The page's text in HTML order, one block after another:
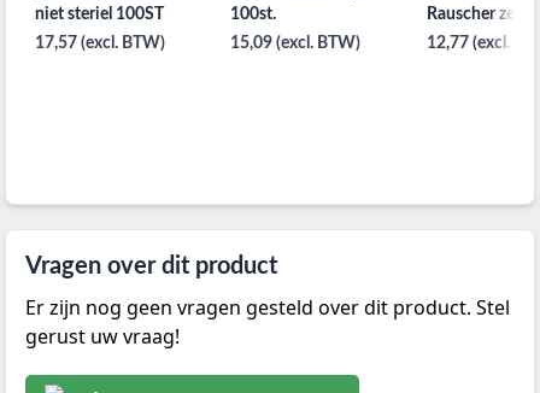
niet steriel 100ST
17,57 (excl. BTW)
100st.
15,09 (excl. BTW)
Rauscher
2st.
12,77 (excl.
Vragen over dit product
Er zijn nog geen vragen gesteld over dit product. Stel
gerust uw vraag!